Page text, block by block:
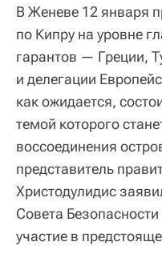
В Женеве 12 января
по Кипру на уровне
гарантов — Греции,
и делегации
как ожидается,
темой которого
воссоединения
представитель
Христодулидис
Совета
участие в